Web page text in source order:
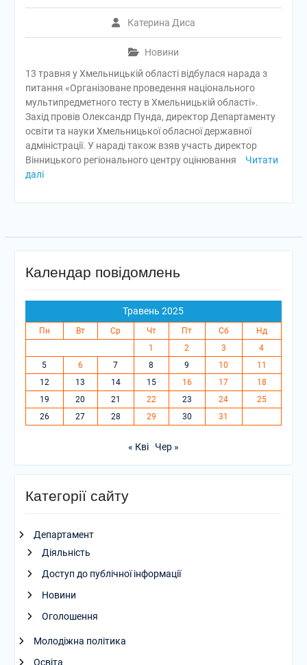
Катерина Диса
Новини
13 травня у Хмельницькій області відбулася нарада з
питання «Організоване проведення національного
мультипредметного тесту в Хмельницькій області».
Захід провів Олександр Пунда, директор Департаменту
освіти та науки Хмельницької обласної державної
адміністрації. У нараді також взяв участь директор
Вінницького регіонального центру оцінювання
Читати
далі
Календар повідомлень
Травень 2025
Пн Вт Ср Чт Пт Сб
Нд
1
2 3
4
5
6 7 8 9 10
11
12
13 14 15 16 17
18
19
20 21 22 23 24
25
26
27 28 29 30 31
« Кві Чер »
Категорії сайту
Департамент
Діяльність
Доступ до публічної інформації
Новини
Оголошення
Молодіжна політика
Освіта